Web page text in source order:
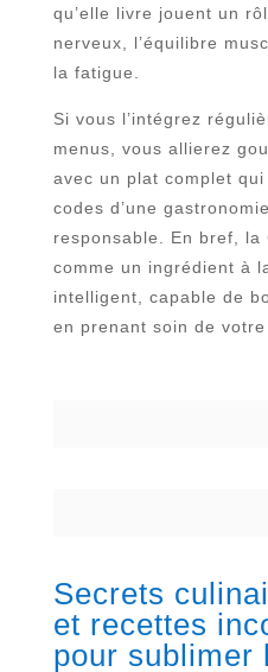
qu’elle livre jouent un
nerveux, l’équilibre
la fatigue.
Si vous l’intégrez
menus, vous allierez
avec un plat complet
codes d’une
responsable. En bref, la
comme un ingrédient à
intelligent, capable de
en prenant soin de votre
Secrets
et recettes
pour sublimer